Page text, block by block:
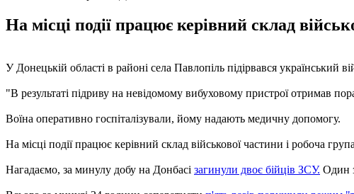
На місці події працює керівний склад
У Донецькій області в районі села Павлопіль підірвався український
"В результаті підриву на невідомому вибуховому пристрої отримав
Воїна оперативно госпіталізували, йому надають медичну допомогу.
На місці події працює керівний склад військової частини і робоча
Нагадаємо, за минулу добу на Донбасі загинули двоє бійців ЗСУ. Один